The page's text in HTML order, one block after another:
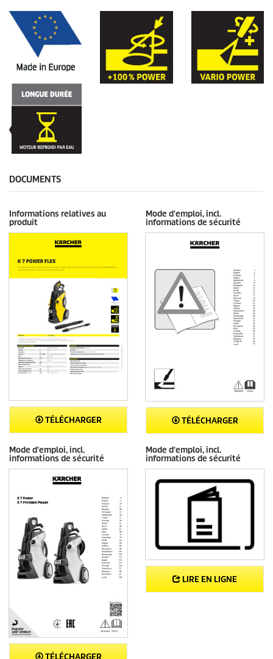
DOCUMENTS
Informations relatives au
produit
TÉLÉCHARGER
Mode d'emploi, incl.
informations de sécurité
TÉLÉCHARGER
Mode d'emploi, incl.
informations de sécurité
Mode d'emploi, incl.
informations de sécurité
LIRE EN LIGNE